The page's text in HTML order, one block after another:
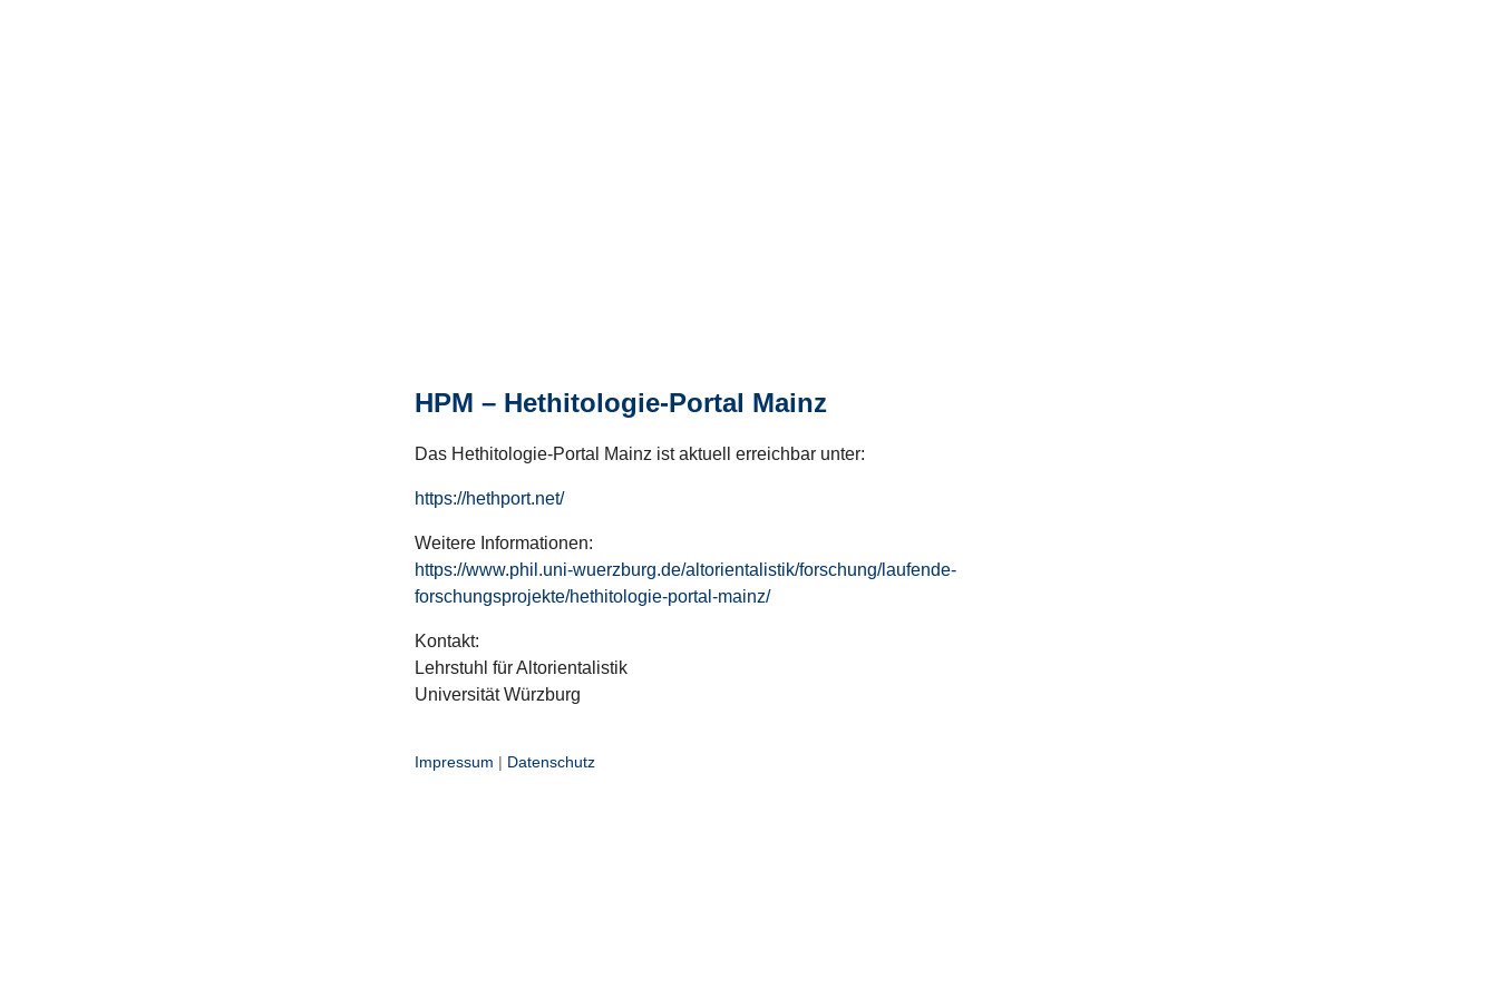
HPM – Hethitologie-Portal Mainz
Das Hethitologie-Portal Mainz ist aktuell erreichbar unter:
https://hethport.net/
Weitere Informationen:
https://www.phil.uni-wuerzburg.de/altorientalistik/forschung/laufende-
forschungsprojekte/hethitologie-portal-mainz/
Kontakt:
Lehrstuhl für Altorientalistik
Universität Würzburg
Impressum | Datenschutz